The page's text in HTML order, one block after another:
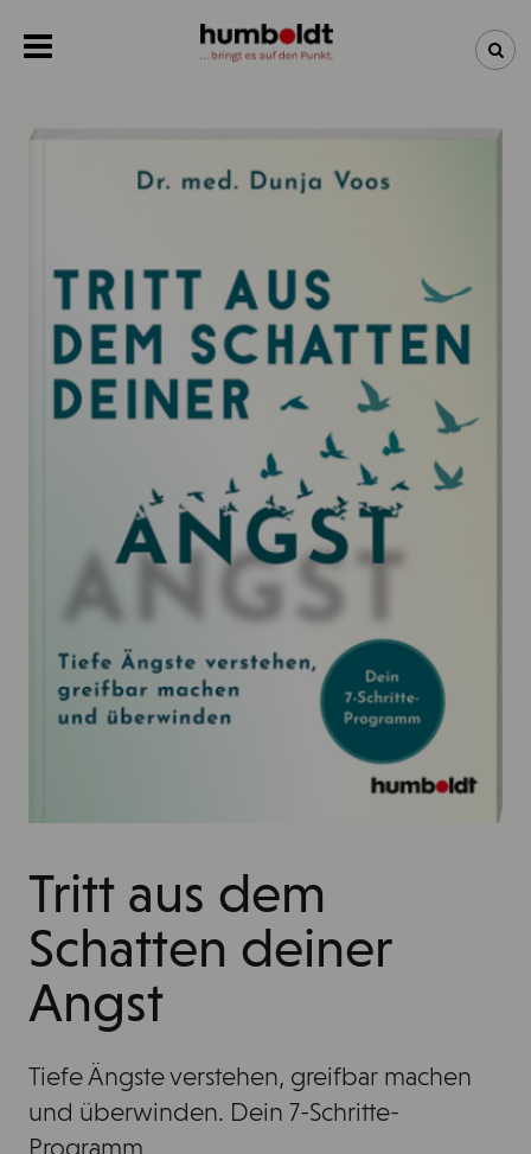
NEUHEITEN
ÜBER UNS
Tritt aus dem
Schatten deiner
Angst
Tiefe Ängste verstehen, greifbar machen
und überwinden. Dein 7-Schritte-
Programm